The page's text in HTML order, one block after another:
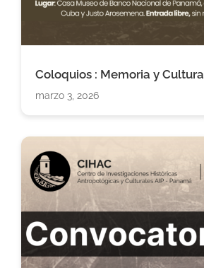
Coloquios : Memoria y Cultura
marzo 3, 2026